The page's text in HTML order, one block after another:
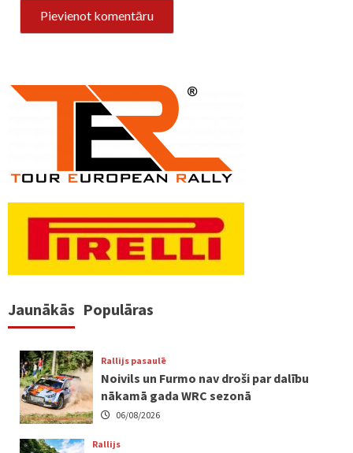
Jaunākās Populāras
Rallijs pasaulē
Noivils un Furmo nav droši par dalību
nākamā gada WRC sezonā
06/08/2026
Rallijs